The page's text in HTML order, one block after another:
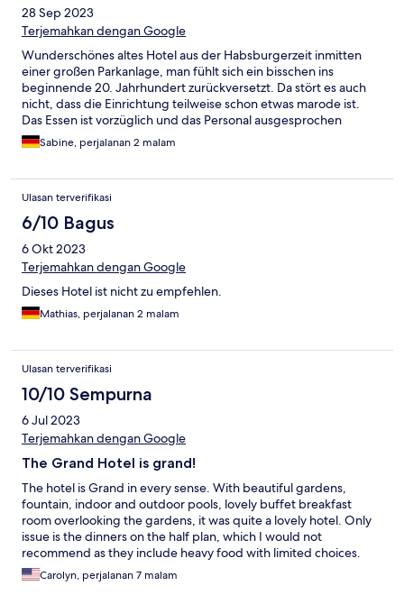
28 Sep 2023
Terjemahkan dengan Google
Wunderschönes altes Hotel aus der Habsburgerzeit inmitten
einer großen Parkanlage, man fühlt sich ein bisschen ins
beginnende 20. Jahrhundert zurückversetzt. Da stört es auch
nicht, dass die Einrichtung teilweise schon etwas marode ist.
Das Essen ist vorzüglich und das Personal ausgesprochen
freundlich. Wir kommen gerne wieder!
Sabine, perjalanan 2 malam
Ulasan terverifikasi
6/10 Bagus
6 Okt 2023
Terjemahkan dengan Google
Dieses Hotel ist nicht zu empfehlen.
Mathias, perjalanan 2 malam
Ulasan terverifikasi
10/10 Sempurna
6 Jul 2023
Terjemahkan dengan Google
The Grand Hotel is grand!
The hotel is Grand in every sense. With beautiful gardens,
fountain, indoor and outdoor pools, lovely buffet breakfast
room overlooking the gardens, it was quite a lovely hotel. Only
issue is the dinners on the half plan, which I would not
recommend as they include heavy food with limited choices.
There are plenty of good restaurants in the area for dinner. But
the spa was superior and Sebastain and the other lady gave
Carolyn, perjalanan 7 malam